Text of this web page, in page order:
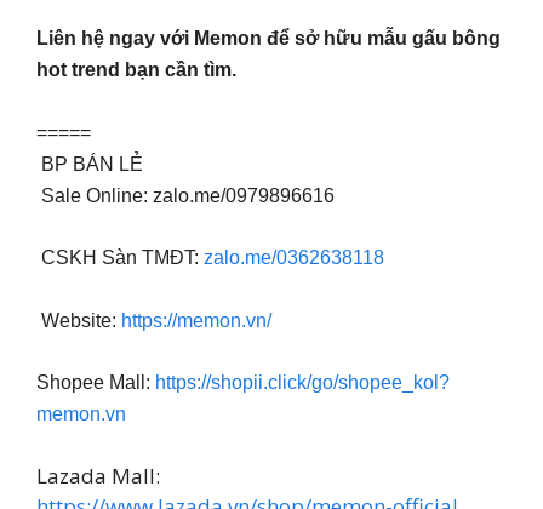
Liên hệ ngay với Memon để sở hữu mẫu gấu bông
hot trend bạn cần tìm.
=====
BP BÁN LẺ
Sale Online: zalo.me/0979896616
CSKH Sàn TMĐT: zalo.me/0362638118
Website: https://memon.vn/
Shopee Mall: https://shopii.click/go/shopee_kol?
memon.vn
Lazada Mall: